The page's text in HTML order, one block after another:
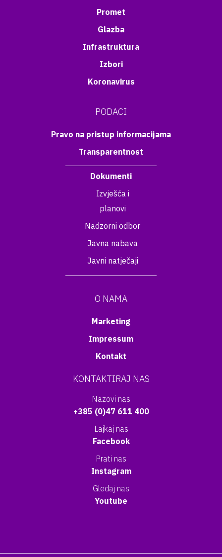
Promet
Glazba
Infrastruktura
Izbori
Koronavirus
PODACI
Pravo na pristup informacijama
Transparentnost
Dokumenti
Izvješća i
planovi
Nadzorni odbor
Javna nabava
Javni natječaji
O NAMA
Marketing
Impressum
Kontakt
KONTAKTIRAJ NAS
Nazovi nas
+385 (0)47 611 400
Lajkaj nas
Facebook
Prati nas
Instagram
Gledaj nas
Youtube